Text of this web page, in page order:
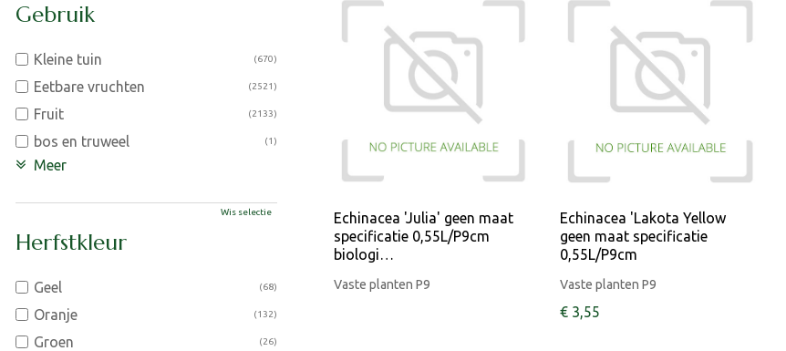
Echinacea 'Julia' geen maat
specificatie 0,55L/P9cm
biologi…
Vaste planten P9
Echinacea 'Lakota Yellow
geen maat specificatie
0,55L/P9cm
Vaste planten P9
€ 3,55
Gebruik
Kleine tuin (670)
Eetbare vruchten (2521)
Fruit (2133)
bos en truweel (1)
Meer
Wis selectie
Herfstkleur
Geel (68)
Oranje (132)
Groen (26)